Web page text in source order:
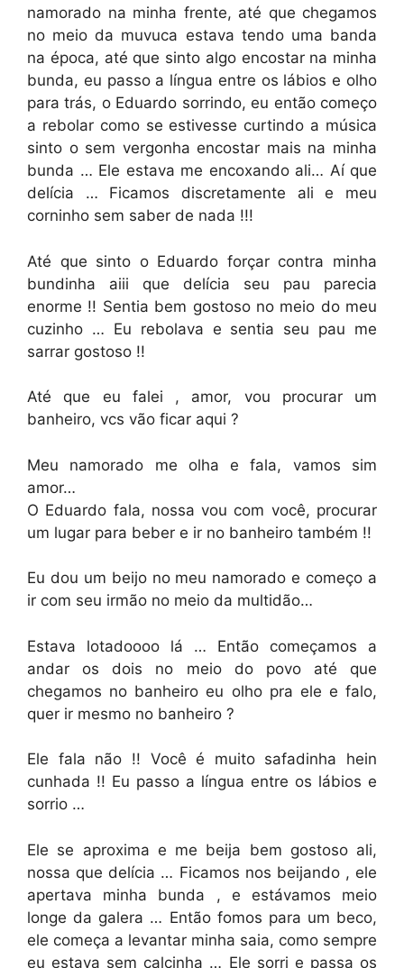
namorado na minha frente, até que chegamos
no meio da muvuca estava tendo uma banda
na época, até que sinto algo encostar na minha
bunda, eu passo a língua entre os lábios e olho
para trás, o Eduardo sorrindo, eu então começo
a rebolar como se estivesse curtindo a música
sinto o sem vergonha encostar mais na minha
bunda … Ele estava me encoxando ali… Aí que
delícia … Ficamos discretamente ali e meu
corninho sem saber de nada !!!
Até que sinto o Eduardo forçar contra minha
bundinha aiii que delícia seu pau parecia
enorme !! Sentia bem gostoso no meio do meu
cuzinho … Eu rebolava e sentia seu pau me
sarrar gostoso !!
Até que eu falei , amor, vou procurar um
banheiro, vcs vão ficar aqui ?
Meu namorado me olha e fala, vamos sim
amor…
O Eduardo fala, nossa vou com você, procurar
um lugar para beber e ir no banheiro também !!
Eu dou um beijo no meu namorado e começo a
ir com seu irmão no meio da multidão…
Estava lotadoooo lá … Então começamos a
andar os dois no meio do povo até que
chegamos no banheiro eu olho pra ele e falo,
quer ir mesmo no banheiro ?
Ele fala não !! Você é muito safadinha hein
cunhada !! Eu passo a língua entre os lábios e
sorrio …
Ele se aproxima e me beija bem gostoso ali,
nossa que delícia … Ficamos nos beijando , ele
apertava minha bunda , e estávamos meio
longe da galera … Então fomos para um beco,
ele começa a levantar minha saia, como sempre
eu estava sem calcinha … Ele sorri e passa os